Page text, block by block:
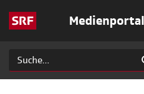
Medienportal